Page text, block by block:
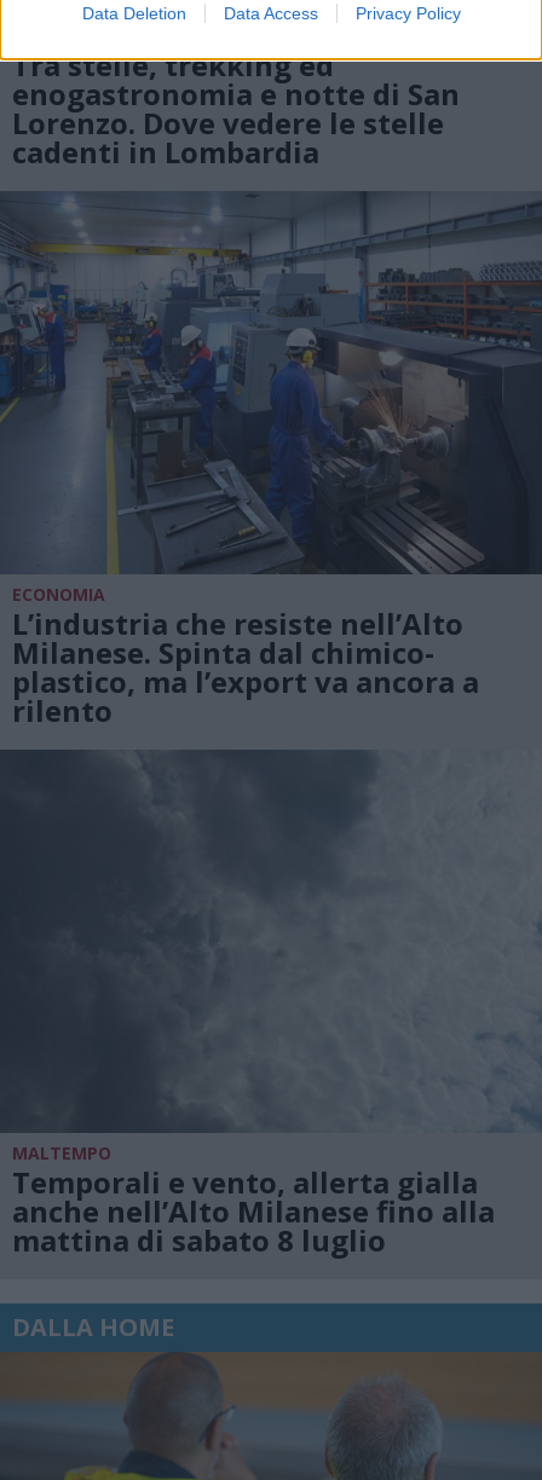
Data Deletion Data Access Privacy Policy
Tra stelle, trekking ed
enogastronomia e notte di San
Lorenzo. Dove vedere le stelle
cadenti in Lombardia
ECONOMIA
L’industria che resiste nell’Alto
Milanese. Spinta dal chimico-
plastico, ma l’export va ancora a
rilento
MALTEMPO
Temporali e vento, allerta gialla
anche nell’Alto Milanese fino alla
mattina di sabato 8 luglio
DALLA HOME